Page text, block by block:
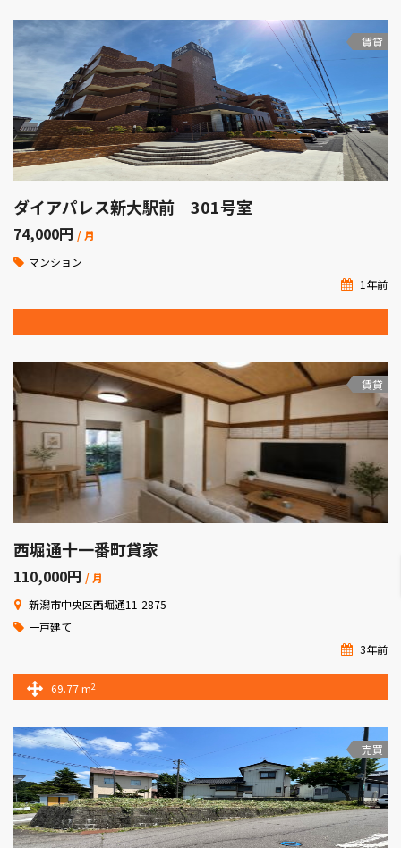
賃貸
ダイアパレス新大駅前 301号室
74,000円 / 月
マンション
1年前
賃貸
西堀通十一番町貸家
110,000円 / 月
新潟市中央区西堀通11-2875
一戸建て
3年前
69.77 m2
売買